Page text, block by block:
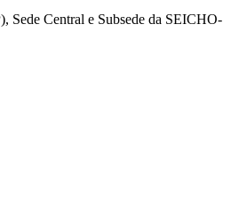
Sede Central e Subsede da SEICHO-